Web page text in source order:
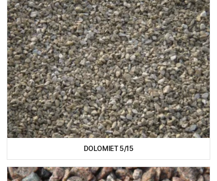
DOLOMIET 5/15